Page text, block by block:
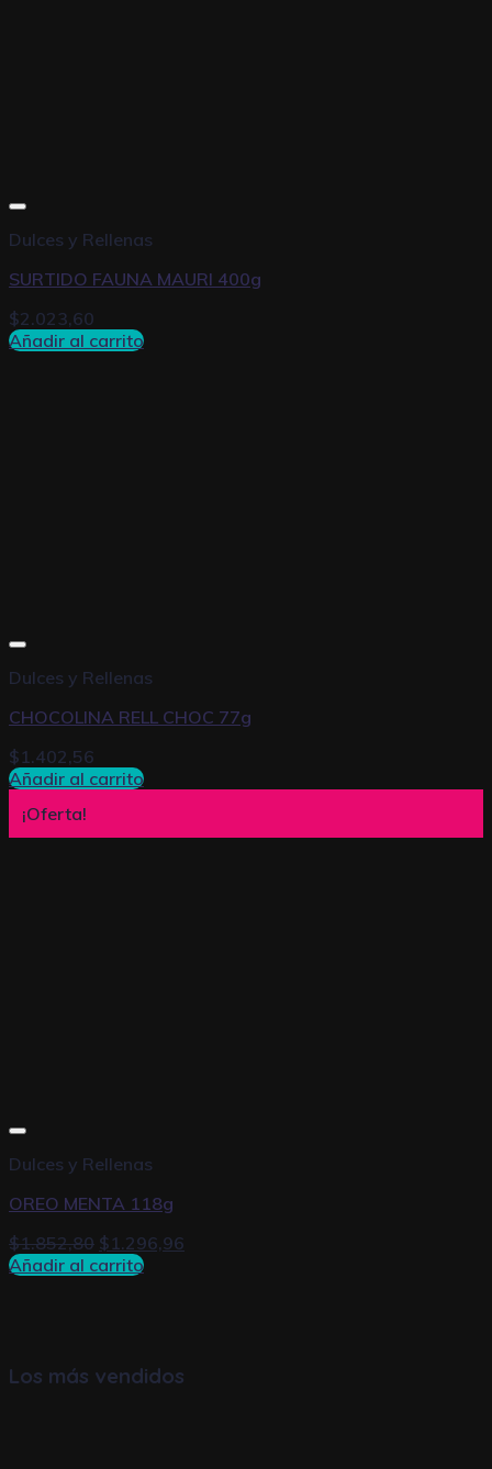
Dulces y Rellenas
SURTIDO FAUNA MAURI 400g
$2.023,60
Añadir al carrito
Dulces y Rellenas
CHOCOLINA RELL CHOC 77g
$1.402,56
Añadir al carrito
¡Oferta!
Dulces y Rellenas
OREO MENTA 118g
$1.852,80 $1.296,96
Añadir al carrito
Los más vendidos